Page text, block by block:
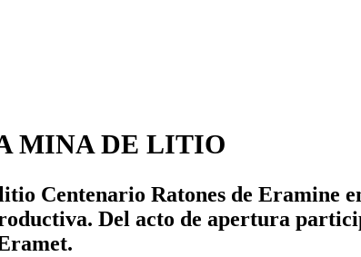
MINA DE LITIO
Centenario Ratones de Eramine
Del acto de apertura